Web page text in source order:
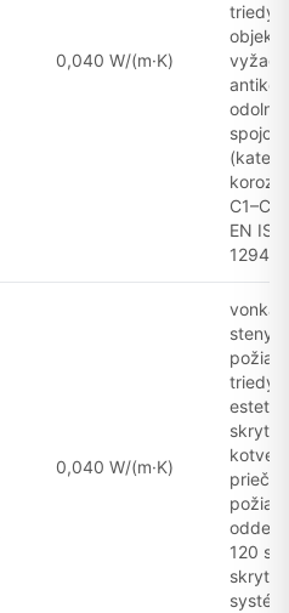
0,040 W/(m·K)
triedy
objekty
spojov
EN ISO
0,040 W/(m·K)
steny s
triedy
priečky
120 so